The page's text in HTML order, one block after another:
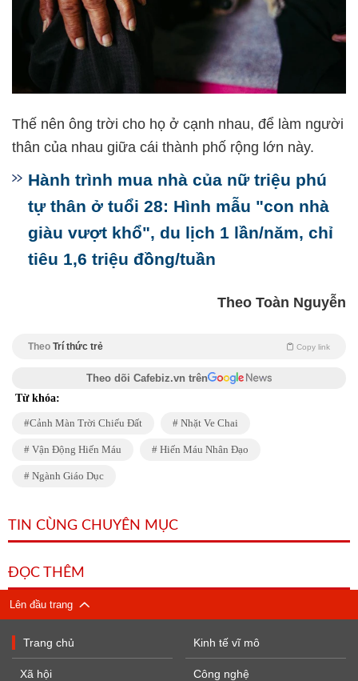
Thế nên ông trời cho họ ở cạnh nhau, để làm người
thân của nhau giữa cái thành phố rộng lớn này.
Hành trình mua nhà của nữ triệu phú
tự thân ở tuổi 28: Hình mẫu "con nhà
giàu vượt khổ", du lịch 1 lần/năm, chỉ
tiêu 1,6 triệu đồng/tuần
Theo Toàn Nguyễn
Theo Trí thức trẻ Copy link
Theo dõi Cafebiz.vn trên
Từ khóa:
Cảnh Màn Trời Chiếu Đất Nhặt Ve Chai
Vận Động Hiến Máu Hiến Máu Nhân Đạo
Ngành Giáo Dục
TIN CÙNG CHUYÊN MỤC
ĐỌC THÊM
Lên đầu trang
Trang chủ
Xã hội
Kinh tế vĩ mô
Công nghệ